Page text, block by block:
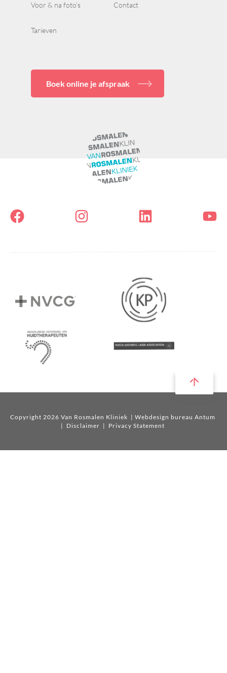
Voor & na foto’s Contact
Tarieven
Boek online je afspraak
Copyright 2026 Van Rosmalen Kliniek | Webdesign bureau Antum
| Disclaimer | Privacy Statement